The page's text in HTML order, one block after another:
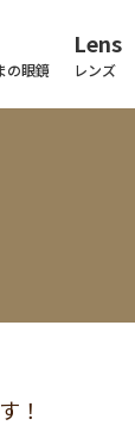
の眼鏡
Lens
レンズ
！